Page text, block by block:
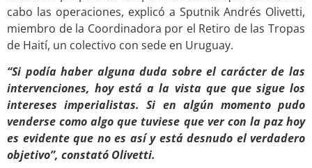
cabo las operaciones, explicó a Sputnik Andrés Olivetti,
miembro de la Coordinadora por el Retiro de las Tropas
de Haití, un colectivo con sede en Uruguay.
“Si podía haber alguna duda sobre el carácter de las
intervenciones, hoy está a la vista que que sigue los
intereses imperialistas. Si en algún momento pudo
venderse como algo que tuviese que ver con la paz hoy
es evidente que no es así y está desnudo el verdadero
objetivo”, constató Olivetti.